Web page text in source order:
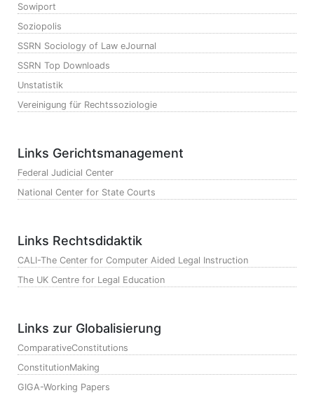
Sowiport
Soziopolis
SSRN Sociology of Law eJournal
SSRN Top Downloads
Unstatistik
Vereinigung für Rechtssoziologie
Links Gerichtsmanagement
Federal Judicial Center
National Center for State Courts
Links Rechtsdidaktik
CALI-The Center for Computer Aided Legal Instruction
The UK Centre for Legal Education
Links zur Globalisierung
ComparativeConstitutions
ConstitutionMaking
GIGA-Working Papers